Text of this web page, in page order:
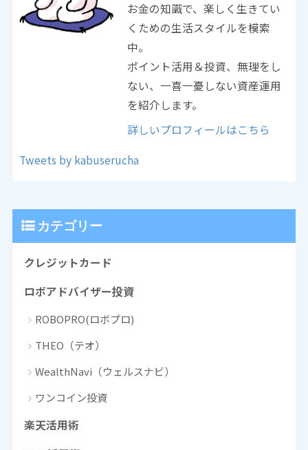
お金の知識で、楽しく生きてい
くための生活スタイルを模索
中。
ポイント活用＆投資、無理をし
ない、一喜一憂しない資産運用
を紹介します。
詳しいプロフィールはこちら
Tweets by kabuserucha
カテゴリー
クレジットカード
ロボアドバイザー投資
ROBOPRO(ロボプロ)
THEO（テオ）
WealthNavi（ウェルスナビ）
ワンコイン投資
楽天活用術